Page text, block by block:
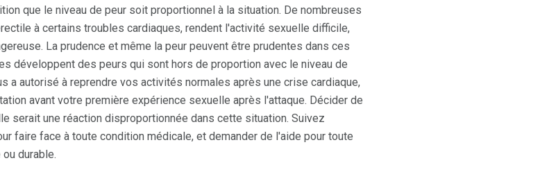
que le niveau de peur soit proportionnel à la situation. De nombreuses
à certains troubles cardiaques, rendent l'activité sexuelle difficile,
La prudence et même la peur peuvent être prudentes dans ces
développent des peurs qui sont hors de proportion avec le niveau de
a autorisé à reprendre vos activités normales après une crise cardiaque,
avant votre première expérience sexuelle après l'attaque. Décider de
serait une réaction disproportionnée dans cette situation. Suivez
faire face à toute condition médicale, et demander de l'aide pour toute
durable.